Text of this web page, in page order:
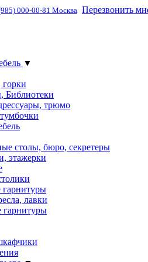
000-00-81 Москва Перезвонить
▼
Библиотеки
трюмо
столы, бюро, секретеры
этажерки
лавки
гарнитуры